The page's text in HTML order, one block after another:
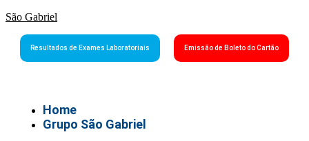
São Gabriel
Resultados de Exames Laboratoriais Emissão de Boleto do Cartão
Home
Grupo São Gabriel